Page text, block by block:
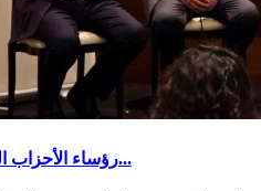
رؤساء الأحزاب العربية: الانتخابات المقبلة معركة...